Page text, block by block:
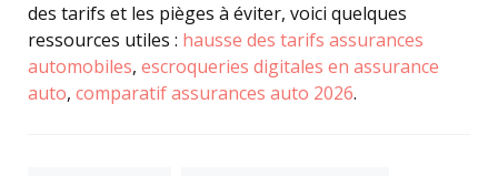
des tarifs et les pièges à éviter, voici quelques
ressources utiles : hausse des tarifs assurances
automobiles, escroqueries digitales en assurance
auto, comparatif assurances auto 2026.